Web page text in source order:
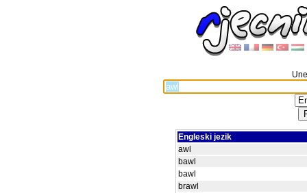
Engleski jezik
awl
bawl
bawl
brawl